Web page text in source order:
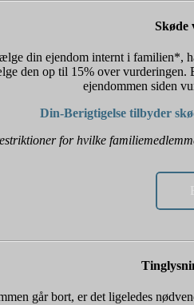
Skøde
din ejendom internt i familien*,
den op til 15% over
ejendommen siden
Din-Berigtigelse tilbyder
for hvilke
går bort, er det ligeledes